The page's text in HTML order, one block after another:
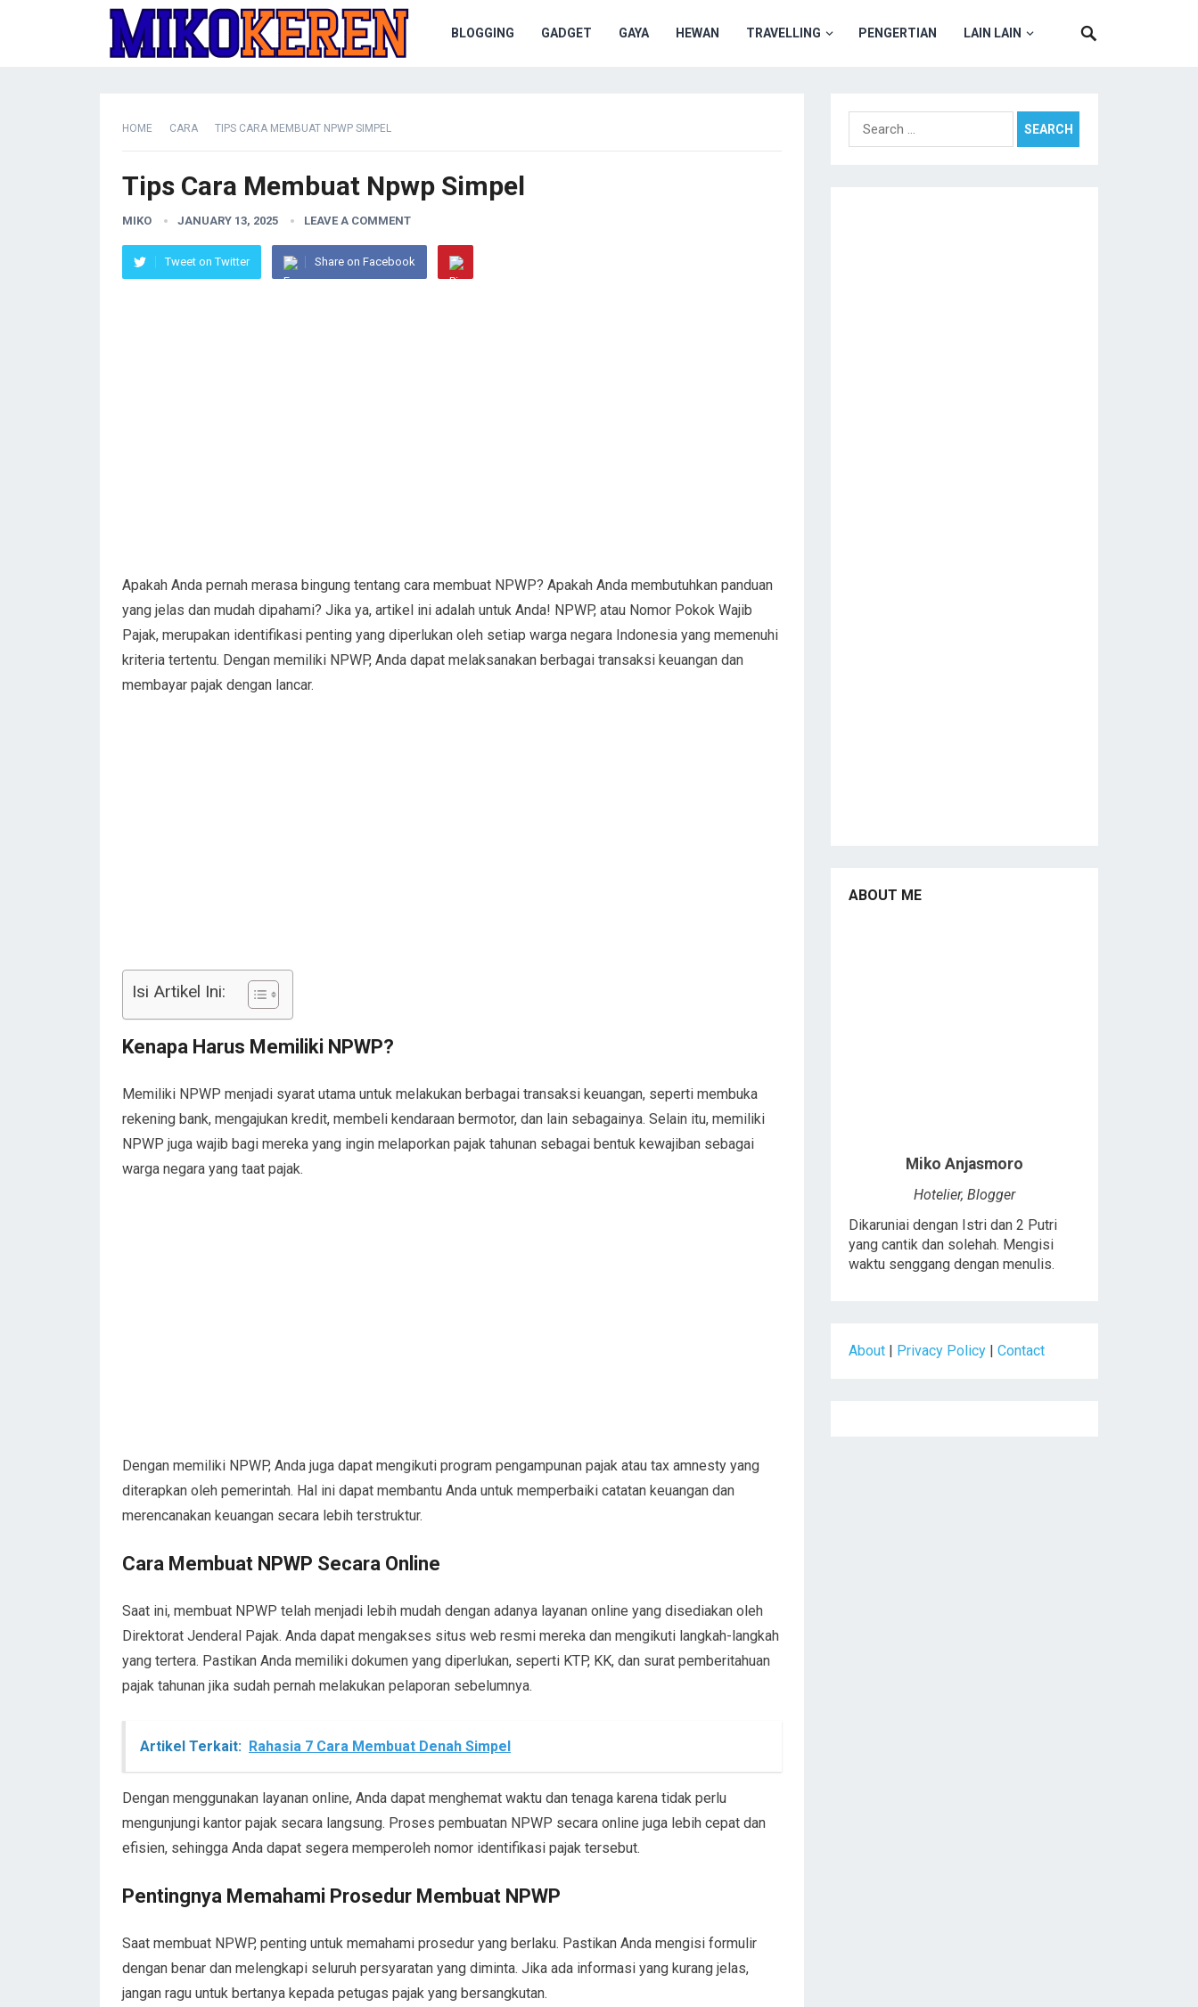
BLOGGING GADGET GAYA HEWAN TRAVELLING PENGERTIAN LAIN LAIN
HOME CARA TIPS CARA MEMBUAT NPWP SIMPEL
Tips Cara Membuat Npwp Simpel
MIKO JANUARY 13, 2025 LEAVE A COMMENT
Tweet on Twitter Share on Facebook
Apakah Anda pernah merasa bingung tentang cara membuat NPWP? Apakah Anda membutuhkan panduan
yang jelas dan mudah dipahami? Jika ya, artikel ini adalah untuk Anda! NPWP, atau Nomor Pokok Wajib
Pajak, merupakan identifikasi penting yang diperlukan oleh setiap warga negara Indonesia yang memenuhi
kriteria tertentu. Dengan memiliki NPWP, Anda dapat melaksanakan berbagai transaksi keuangan dan
membayar pajak dengan lancar.
Isi Artikel Ini:
Kenapa Harus Memiliki NPWP?
Memiliki NPWP menjadi syarat utama untuk melakukan berbagai transaksi keuangan, seperti membuka
rekening bank, mengajukan kredit, membeli kendaraan bermotor, dan lain sebagainya. Selain itu, memiliki
NPWP juga wajib bagi mereka yang ingin melaporkan pajak tahunan sebagai bentuk kewajiban sebagai
warga negara yang taat pajak.
Dengan memiliki NPWP, Anda juga dapat mengikuti program pengampunan pajak atau tax amnesty yang
diterapkan oleh pemerintah. Hal ini dapat membantu Anda untuk memperbaiki catatan keuangan dan
merencanakan keuangan secara lebih terstruktur.
Cara Membuat NPWP Secara Online
Saat ini, membuat NPWP telah menjadi lebih mudah dengan adanya layanan online yang disediakan oleh
Direktorat Jenderal Pajak. Anda dapat mengakses situs web resmi mereka dan mengikuti langkah-langkah
yang tertera. Pastikan Anda memiliki dokumen yang diperlukan, seperti KTP, KK, dan surat pemberitahuan
pajak tahunan jika sudah pernah melakukan pelaporan sebelumnya.
Artikel Terkait: Rahasia 7 Cara Membuat Denah Simpel
Dengan menggunakan layanan online, Anda dapat menghemat waktu dan tenaga karena tidak perlu
mengunjungi kantor pajak secara langsung. Proses pembuatan NPWP secara online juga lebih cepat dan
efisien, sehingga Anda dapat segera memperoleh nomor identifikasi pajak tersebut.
Pentingnya Memahami Prosedur Membuat NPWP
Saat membuat NPWP, penting untuk memahami prosedur yang berlaku. Pastikan Anda mengisi formulir
dengan benar dan melengkapi seluruh persyaratan yang diminta. Jika ada informasi yang kurang jelas,
jangan ragu untuk bertanya kepada petugas pajak yang bersangkutan.
Search
for:
ABOUT ME
Miko Anjasmoro
Hotelier, Blogger
Dikaruniai dengan Istri dan 2 Putri
yang cantik dan solehah. Mengisi
waktu senggang dengan menulis.
About Privacy Policy Contact